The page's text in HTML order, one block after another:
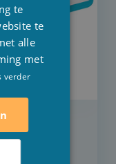
ENGLISH
te
te
alle
met
verder